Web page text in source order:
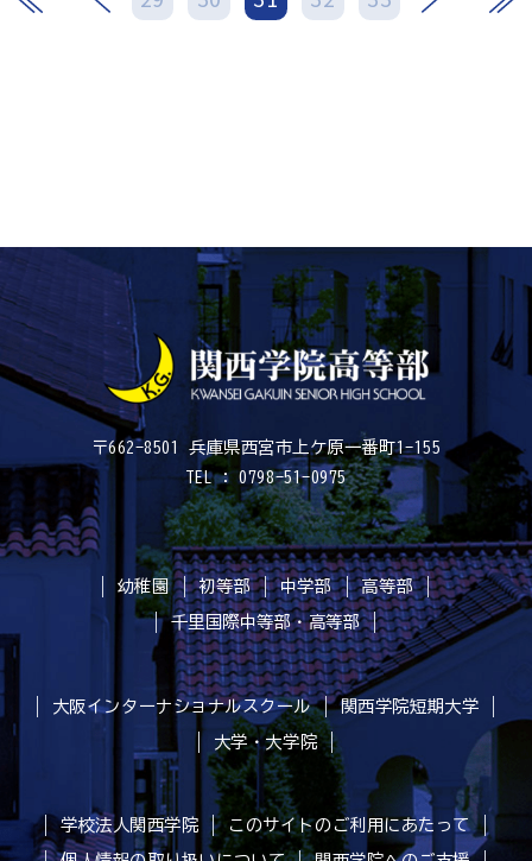
〒662-8501 兵庫県西宮市上ケ原一番町1-155
TEL : 0798-51-0975
幼稚園 初等部 中学部
高等部
千里国際中等部・高等部
大阪インターナショナルスクール
関西学院短期大学
大学・大学院
学校法人関西学院
このサイトのご利用にあたって